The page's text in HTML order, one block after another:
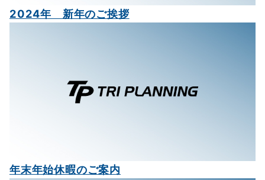
2024年 新年のご挨拶
年末年始休暇のご案内